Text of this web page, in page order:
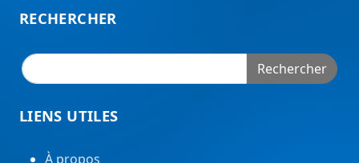
RECHERCHER
Rechercher
LIENS UTILES
À propos